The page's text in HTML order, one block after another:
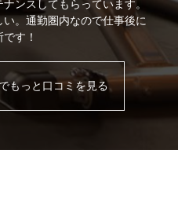
ンスしてもらっています。
。通勤圏内なので仕事後に
す！
もっと口コミを見る